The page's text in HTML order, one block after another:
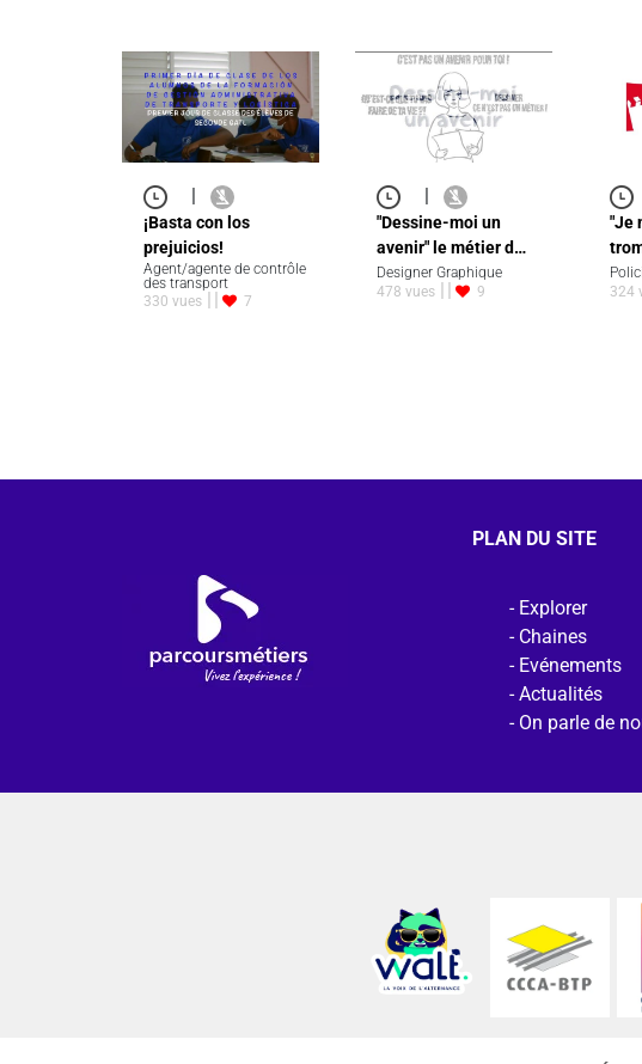
¡Basta con los
prejuicios!
Agent/agente de contrôle
des transport
330 vues
7
"Dessine-moi un
avenir" le métier d…
Designer Graphique
478 vues
9
"Je
324
PLAN DU SITE
Explorer
Chaines
Evénements
Actualités
On parle de